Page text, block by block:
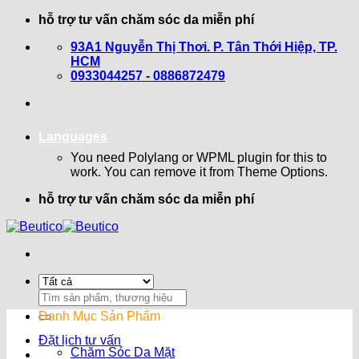
hỗ trợ tư vấn chăm sóc da miễn phí
93A1 Nguyễn Thị Thơi. P. Tân Thới Hiệp, TP.
HCM
0933044257 - 0886872479
Languages
You need Polylang or WPML plugin for this to
work. You can remove it from Theme Options.
hỗ trợ tư vấn chăm sóc da miễn phí
Search
for:
Đặt lịch tư vấn
Danh Mục Sản Phẩm
Chăm Sóc Da Mặt